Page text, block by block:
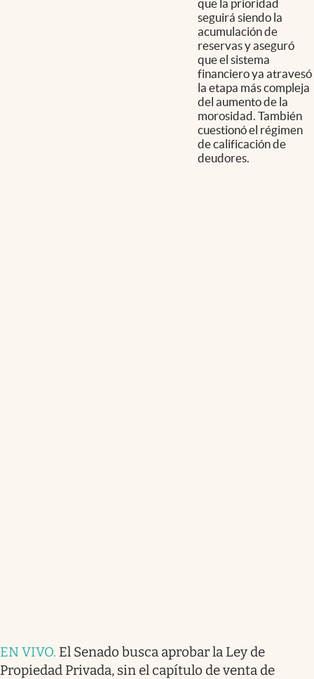
que la prioridad
seguirá siendo la
acumulación de
reservas y aseguró
que el sistema
financiero ya atravesó
la etapa más compleja
del aumento de la
morosidad. También
cuestionó el régimen
de calificación de
deudores.
EN VIVO. El Senado busca aprobar la Ley de
Propiedad Privada, sin el capítulo de venta de